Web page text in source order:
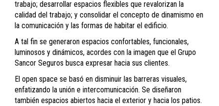
trabajo; desarrollar espacios flexibles que revalorizan la
calidad del trabajo; y consolidar el concepto de dinamismo en
la comunicación y las formas de habitar el edificio.
A tal fin se generaron espacios confortables, funcionales,
luminosos y dinámicos, acordes con la imagen que el Grupo
Sancor Seguros busca expresar hacia sus clientes.
El open space se basó en disminuir las barreras visuales,
enfatizando la unión e intercomunicación. Se diseñaron
también espacios abiertos hacia el exterior y hacia los patios.